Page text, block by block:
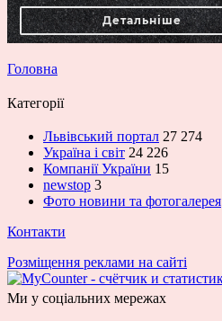
Головна
Категорії
Львівський портал 27 274
Україна і світ 24 226
Компанії України 15
newstop 3
Фото новини та фотогалерея
Контакти
Розміщення реклами на сайті
Ми у соціальних мережах